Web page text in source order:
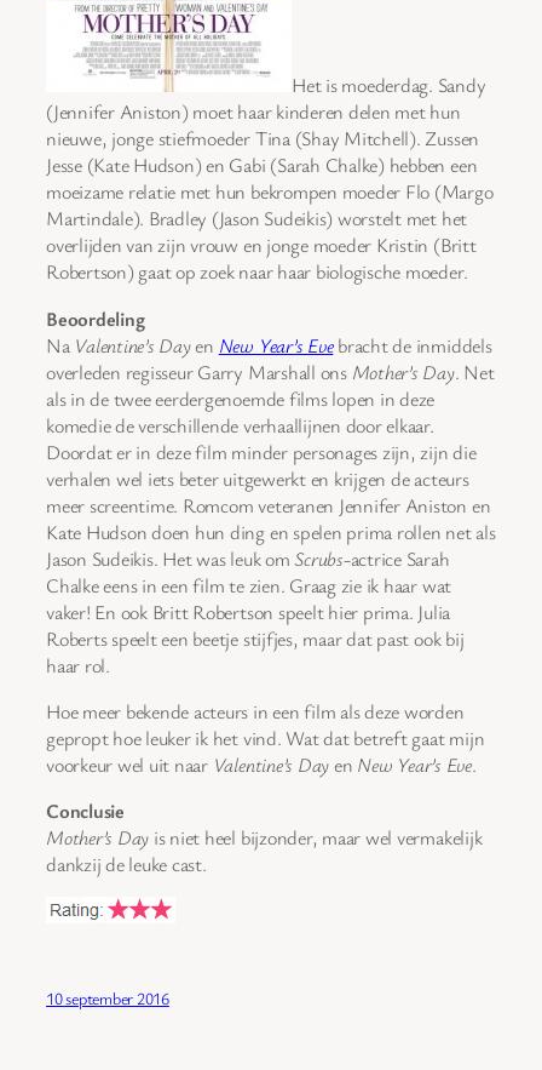
Het is moederdag. Sandy
(Jennifer Aniston) moet haar kinderen delen met hun
nieuwe, jonge stiefmoeder Tina (Shay Mitchell). Zussen
Jesse (Kate Hudson) en Gabi (Sarah Chalke) hebben een
moeizame relatie met hun bekrompen moeder Flo (Margo
Martindale). Bradley (Jason Sudeikis) worstelt met het
overlijden van zijn vrouw en jonge moeder Kristin (Britt
Robertson) gaat op zoek naar haar biologische moeder.
Beoordeling
Na Valentine’s Dayen New Year’s Evebracht de inmiddels
overleden regisseur Garry Marshall ons Mother’s Day. Net
als in de twee eerdergenoemde films lopen in deze
komedie de verschillende verhaallijnen door elkaar.
Doordat er in deze film minder personages zijn, zijn die
verhalen wel iets beter uitgewerkt en krijgen de acteurs
meer screentime. Romcom veteranen Jennifer Aniston en
Kate Hudson doen hun ding en spelen prima rollen net als
Jason Sudeikis. Het was leuk omScrubs-actrice Sarah
Chalke eens in een film te zien. Graag zie ik haar wat
vaker! En ook Britt Robertson speelt hier prima. Julia
Roberts speelt een beetje stijfjes, maar dat past ook bij
haar rol.
Hoe meer bekende acteurs in een film als deze worden
gepropt hoe leuker ik het vind. Wat dat betreft gaat mijn
voorkeur wel uit naar Valentine’s Dayen New Year’s Eve.
Conclusie
Mother’s Day is niet heel bijzonder, maar wel vermakelijk
dankzij de leuke cast.
10 september 2016